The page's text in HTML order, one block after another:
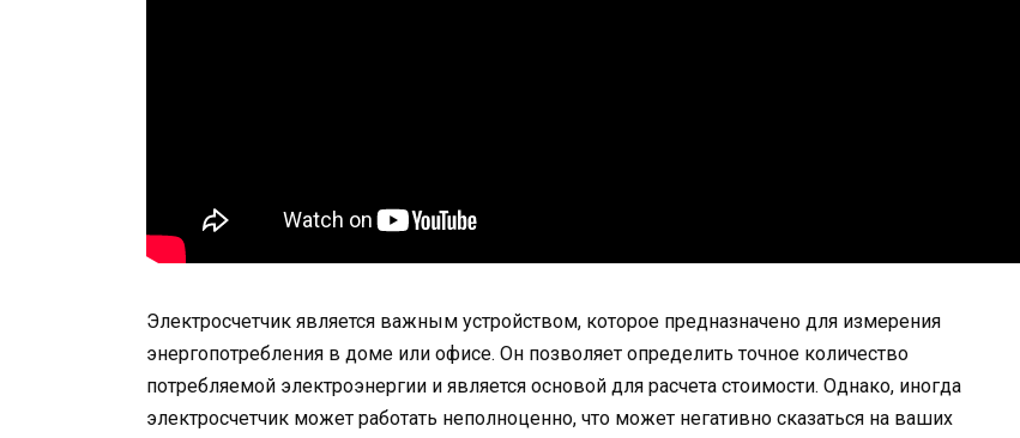
Электросчетчик является важным устройством, которое предназначено для измерения
энергопотребления в доме или офисе. Он позволяет определить точное количество
потребляемой электроэнергии и является основой для расчета стоимости. Однако, иногда
электросчетчик может работать неполноценно, что может негативно сказаться на ваших